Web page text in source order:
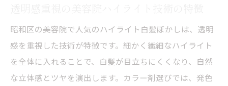
昭和区の美容院で人気のハイライト白髪ぼかしは、透明
感を重視した技術が特徴です。細かく繊細なハイライト
を全体に入れることで、白髪が目立ちにくくなり、自然
な立体感とツヤを演出します。カラー剤選びでは、発色